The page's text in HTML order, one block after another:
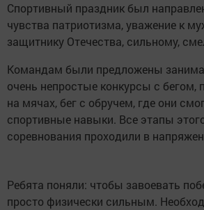
Спортивный праздник был
чувства патриотизма, уважение к
защитнику Отечества, сильному,
Командам были предложены
очень непростые конкурсы с
на мячах, бег с обручем, где они
спортивные навыки. Все этапы
соревнования проходили в
Ребята поняли: чтобы завоевать
просто физически сильным.